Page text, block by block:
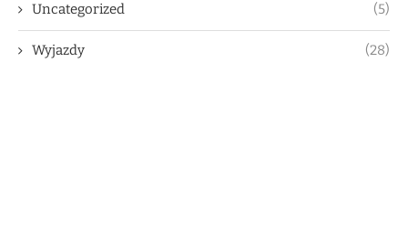
Uncategorized (5)
Wyjazdy (28)